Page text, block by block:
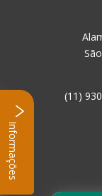
(11)
Informações